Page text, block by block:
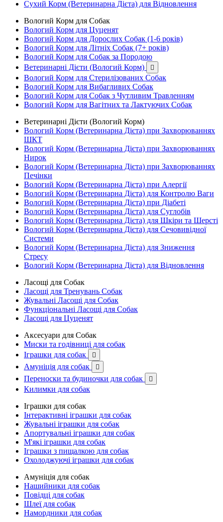
Сухий Корм (Ветеринарна Дієта) для Відновлення
Вологий Корм для Собак
Вологий Корм для Цуценят
Вологий Корм для Дорослих Собак (1-6 років)
Вологий Корм для Літніх Собак (7+ років)
Вологий Корм для Собак за Породою
Ветеринарні Дієти (Вологий Корм)

Вологий Корм для Стерилізованих Собак
Вологий Корм для Вибагливих Собак
Вологий Корм для Собак з Чутливим Травленням
Вологий Корм для Вагітних та Лактуючих Собак
Ветеринарні Дієти (Вологий Корм)
Вологий Корм (Ветеринарна Дієта) при Захворюваннях
ШКТ
Вологий Корм (Ветеринарна Дієта) при Захворюваннях
Нирок
Вологий Корм (Ветеринарна Дієта) при Захворюваннях
Печінки
Вологий Корм (Ветеринарна Дієта) при Алергії
Вологий Корм (Ветеринарна Дієта) для Контролю Ваги
Вологий Корм (Ветеринарна Дієта) при Діабеті
Вологий Корм (Ветеринарна Дієта) для Суглобів
Вологий Корм (Ветеринарна Дієта) для Шкіри та Шерсті
Вологий Корм (Ветеринарна Дієта) для Сечовивідної
Системи
Вологий Корм (Ветеринарна Дієта) для Зниження
Стресу
Вологий Корм (Ветеринарна Дієта) для Відновлення
Ласощі для Собак
Ласощі для Тренувань Собак
Жувальні Ласощі для Собак
Функціональні Ласощі для Собак
Ласощі для Цуценят
Аксесуари для Собак
Миски та годівниці для собак
Іграшки для собак

Амуніція для собак 
Переноски та будиночки для собак 
Килимки для собак
Іграшки для собак
Інтерактивні іграшки для собак
Жувальні іграшки для собак
Апортувальні іграшки для собак
М'які іграшки для собак
Іграшки з пищалкою для собак
Охолоджуючі іграшки для собак
Амуніція для собак
Нашийники для собак
Повідці для собак
Шлеї для собак
Намордники для собак